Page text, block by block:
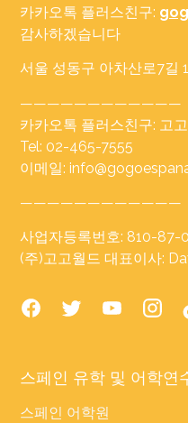
카카오톡 플러스친구:
감사하겠습니다
서울 성동구 아차산로7길
————————————
카카오톡 플러스친구: 고
Tel: 02-465-7555
이메일:
————————————
사업자등록번호: 810-87-
(주)고고월드 대표이사:
스페인 유학 및 어학연
스페인 어학원